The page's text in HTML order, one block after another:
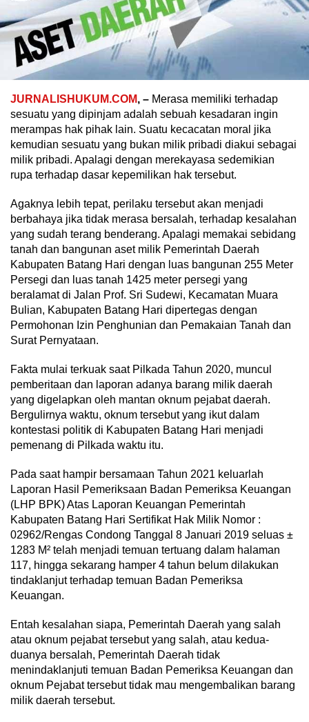
JURNALISHUKUM.COM, – Merasa memiliki terhadap
sesuatu yang dipinjam adalah sebuah kesadaran ingin
merampas hak pihak lain. Suatu kecacatan moral jika
kemudian sesuatu yang bukan milik pribadi diakui sebagai
milik pribadi. Apalagi dengan merekayasa sedemikian
rupa terhadap dasar kepemilikan hak tersebut.
Agaknya lebih tepat, perilaku tersebut akan menjadi
berbahaya jika tidak merasa bersalah, terhadap kesalahan
yang sudah terang benderang. Apalagi memakai sebidang
tanah dan bangunan aset milik Pemerintah Daerah
Kabupaten Batang Hari dengan luas bangunan 255 Meter
Persegi dan luas tanah 1425 meter persegi yang
beralamat di Jalan Prof. Sri Sudewi, Kecamatan Muara
Bulian, Kabupaten Batang Hari dipertegas dengan
Permohonan Izin Penghunian dan Pemakaian Tanah dan
Surat Pernyataan.
Fakta mulai terkuak saat Pilkada Tahun 2020, muncul
pemberitaan dan laporan adanya barang milik daerah
yang digelapkan oleh mantan oknum pejabat daerah.
Bergulirnya waktu, oknum tersebut yang ikut dalam
kontestasi politik di Kabupaten Batang Hari menjadi
pemenang di Pilkada waktu itu.
Pada saat hampir bersamaan Tahun 2021 keluarlah
Laporan Hasil Pemeriksaan Badan Pemeriksa Keuangan
(LHP BPK) Atas Laporan Keuangan Pemerintah
Kabupaten Batang Hari Sertifikat Hak Milik Nomor :
02962/Rengas Condong Tanggal 8 Januari 2019 seluas ±
1283 M² telah menjadi temuan tertuang dalam halaman
117, hingga sekarang hamper 4 tahun belum dilakukan
tindaklanjut terhadap temuan Badan Pemeriksa
Keuangan.
Entah kesalahan siapa, Pemerintah Daerah yang salah
atau oknum pejabat tersebut yang salah, atau kedua-
duanya bersalah, Pemerintah Daerah tidak
menindaklanjuti temuan Badan Pemeriksa Keuangan dan
oknum Pejabat tersebut tidak mau mengembalikan barang
milik daerah tersebut.